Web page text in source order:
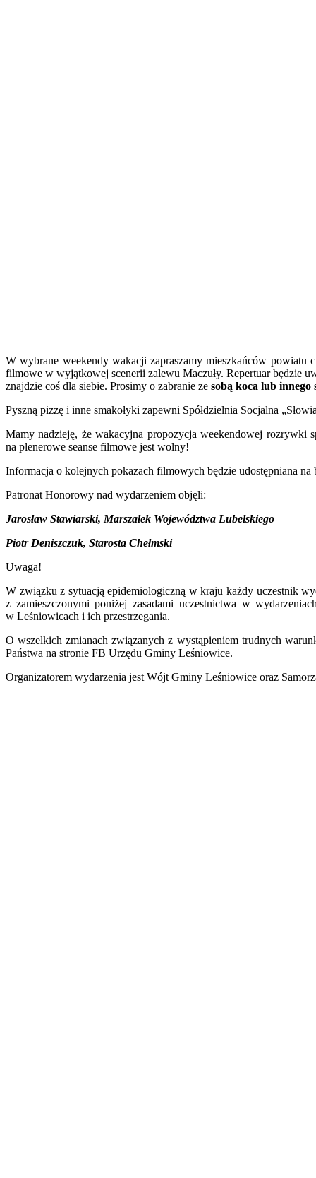
W wybrane weekendy wakacji zapraszamy mieszkańców powiatu
filmowe w wyjątkowej scenerii zalewu Maczuły. Repertuar będzie
znajdzie coś dla siebie. Prosimy o zabranie ze sobą koca lub innego
Pyszną pizzę i inne smakołyki zapewni Spółdzielnia Socjalna
Mamy nadzieję, że wakacyjna propozycja weekendowej rozrywki
na plenerowe seanse filmowe jest wolny!
Informacja o kolejnych pokazach filmowych będzie udostępniana na
Patronat Honorowy nad wydarzeniem objęli:
Jarosław Stawiarski, Marszałek Województwa Lubelskiego
Piotr Deniszczuk, Starosta Chełmski
Uwaga!
W związku z sytuacją epidemiologiczną w kraju każdy uczestnik
z zamieszczonymi poniżej zasadami uczestnictwa w
w Leśniowicach i ich przestrzegania.
O wszelkich zmianach związanych z wystąpieniem trudnych
Państwa na stronie FB Urzędu Gminy Leśniowice.
Organizatorem wydarzenia jest Wójt Gminy Leśniowice oraz